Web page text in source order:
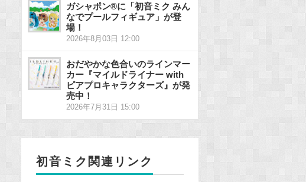
ガシャポン®に「初音ミク みん
なでプールフィギュア」が登
場！
2026年8月03日 12:00
おだやかな色合いのラインマー
カー『マイルドライナー with
ピアプロキャラクターズ』が発
売中！
2026年7月31日 15:00
初音ミク関連リンク